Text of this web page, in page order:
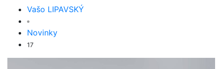
Vašo LIPAVSKÝ
Novinky
17